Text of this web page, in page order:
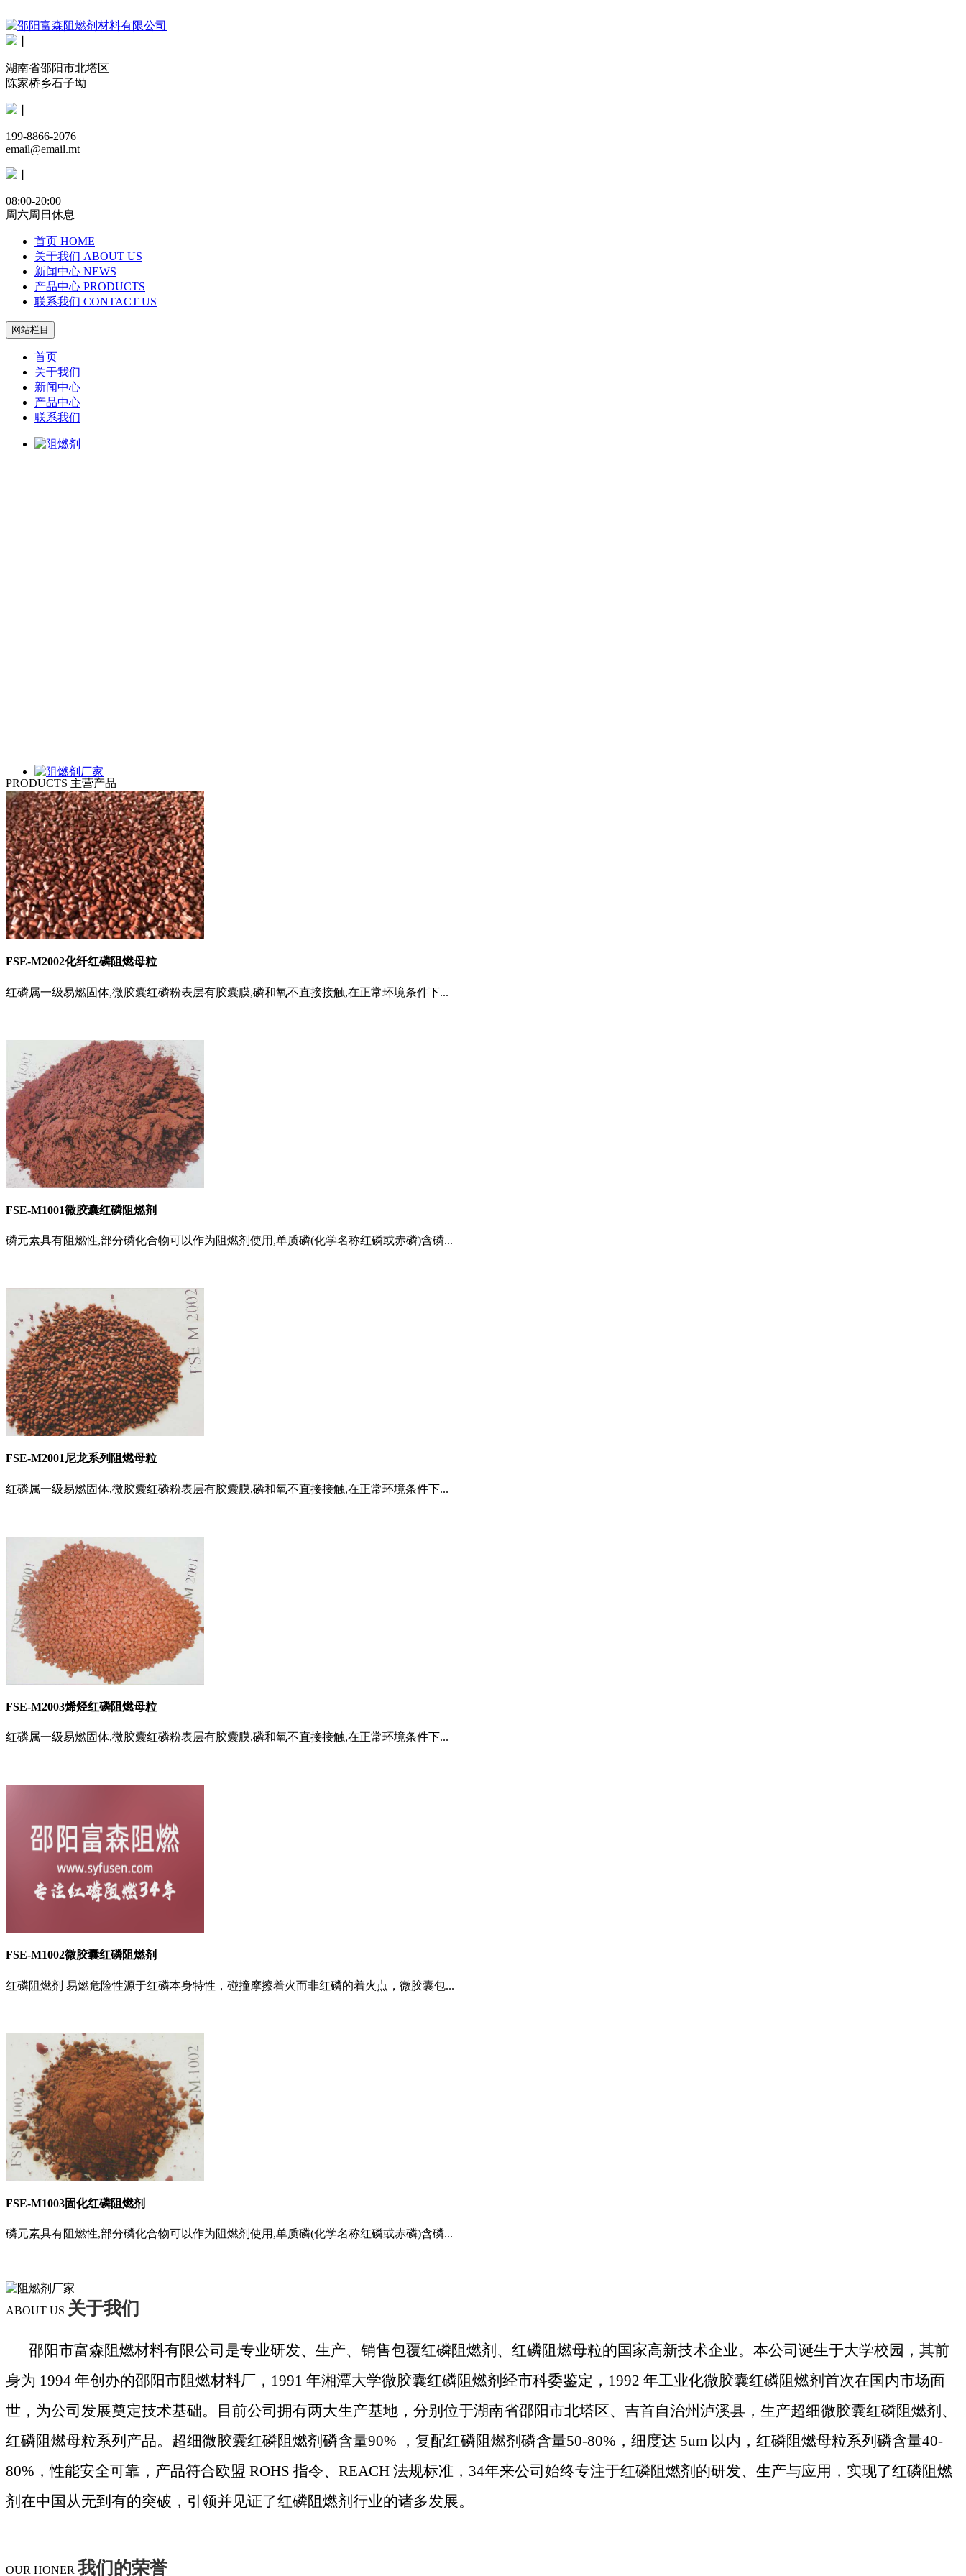
湖南省邵阳市北塔区
陈家桥乡石子坳
199-8866-2076
email@email.mt
08:00-20:00
周六周日休息
首页 HOME
关于我们 ABOUT US
新闻中心 NEWS
产品中心 PRODUCTS
联系我们 CONTACT US
网站栏目
首页
关于我们
新闻中心
产品中心
联系我们
PRODUCTS 主营产品
FSE-M2002化纤红磷阻燃母粒
红磷属一级易燃固体,微胶囊红磷粉表层有胶囊膜,磷和氧不直接接触,在正常环境条件下...
FSE-M1001微胶囊红磷阻燃剂
磷元素具有阻燃性,部分磷化合物可以作为阻燃剂使用,单质磷(化学名称红磷或赤磷)含磷...
FSE-M2001尼龙系列阻燃母粒
红磷属一级易燃固体,微胶囊红磷粉表层有胶囊膜,磷和氧不直接接触,在正常环境条件下...
FSE-M2003烯烃红磷阻燃母粒
红磷属一级易燃固体,微胶囊红磷粉表层有胶囊膜,磷和氧不直接接触,在正常环境条件下...
FSE-M1002微胶囊红磷阻燃剂
红磷阻燃剂 易燃危险性源于红磷本身特性，碰撞摩擦着火而非红磷的着火点，微胶囊包...
FSE-M1003固化红磷阻燃剂
磷元素具有阻燃性,部分磷化合物可以作为阻燃剂使用,单质磷(化学名称红磷或赤磷)含磷...
ABOUT US 关于我们
邵阳市富森阻燃材料有限公司是专业研发、生产、销售包覆红磷阻燃剂、红磷阻燃母粒的国家高新技术企业。本公司诞生于大学校园，其前
身为 1994 年创办的邵阳市阻燃材料厂，1991 年湘潭大学微胶囊红磷阻燃剂经市科委鉴定，1992 年工业化微胶囊红磷阻燃剂首次在国内市场面
世，为公司发展奠定技术基础。目前公司拥有两大生产基地，分别位于湖南省邵阳市北塔区、吉首自治州泸溪县，生产超细微胶囊红磷阻燃剂、
红磷阻燃母粒系列产品。超细微胶囊红磷阻燃剂磷含量90% ，复配红磷阻燃剂磷含量50-80%，细度达 5um 以内，红磷阻燃母粒系列磷含量40-
80%，性能安全可靠，产品符合欧盟 ROHS 指令、REACH 法规标准，34年来公司始终专注于红磷阻燃剂的研发、生产与应用，实现了红磷阻燃
剂在中国从无到有的突破，引领并见证了红磷阻燃剂行业的诸多发展。
OUR HONER 我们的荣誉